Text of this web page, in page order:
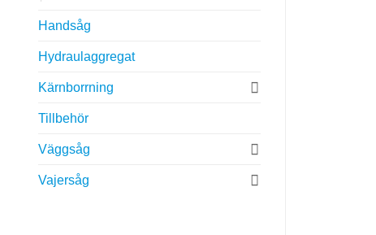
Handsåg
Hydraulaggregat
Kärnborrning
Tillbehör
Väggsåg
Vajersåg